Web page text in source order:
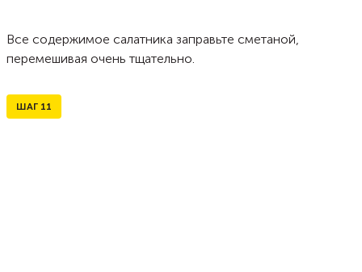
Все содержимое салатника заправьте сметаной,
перемешивая очень тщательно.
ШАГ 11